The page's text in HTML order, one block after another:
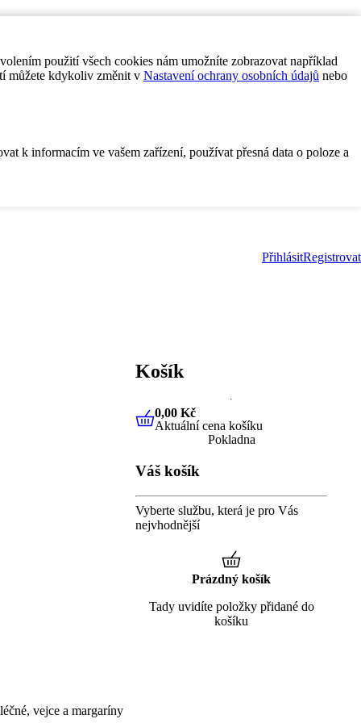
použití všech cookies nám umožníte zobrazovat například
můžete kdykoliv změnit v Nastavení ochrany osobních údajů nebo
k informacím ve vašem zařízení, používat přesná data o poloze a
PřihlásitRegistrovat
vejce a margaríny
Košík
0,00 KčAktuální cena košíku
0,00 Kč
Aktuální cena košíku
Pokladna
Váš košík
Vyberte službu, která je pro Vás
nejvhodnější
Prázdný košík
Tady uvidíte položky přidané do
košíku